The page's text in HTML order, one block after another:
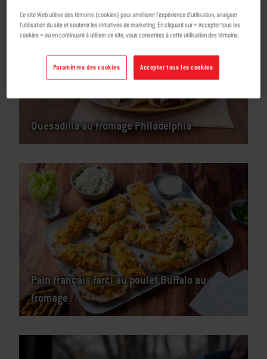
Quesadilla au fromage Philadelphia
Pain français farci au poulet Buffalo au
fromage
Ce site Web utilise des témoins (cookies) pour améliorer l’expérience d’utilisation, analyser
l’utilisation du site et soutenir les initiatives de marketing. En cliquant sur « Accepter tous les
cookies » ou en continuant à utiliser ce site, vous consentez à cette utilisation des témoins.
Accepter tous les cookies
Paramètres des cookies